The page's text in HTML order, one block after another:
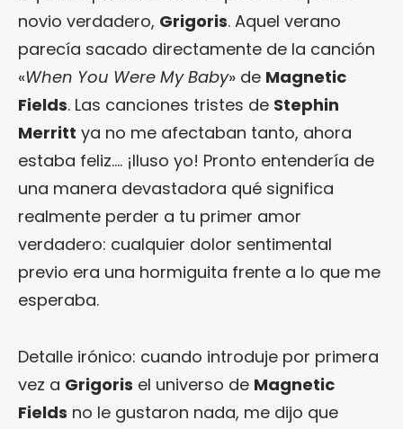
novio verdadero, Grigoris. Aquel verano
parecía sacado directamente de la canción
«When You Were My Baby» de Magnetic
Fields. Las canciones tristes de Stephin
Merritt ya no me afectaban tanto, ahora
estaba feliz…. ¡Iluso yo! Pronto entendería de
una manera devastadora qué significa
realmente perder a tu primer amor
verdadero: cualquier dolor sentimental
previo era una hormiguita frente a lo que me
esperaba.
Detalle irónico: cuando introduje por primera
vez a Grigoris el universo de Magnetic
Fields no le gustaron nada, me dijo que